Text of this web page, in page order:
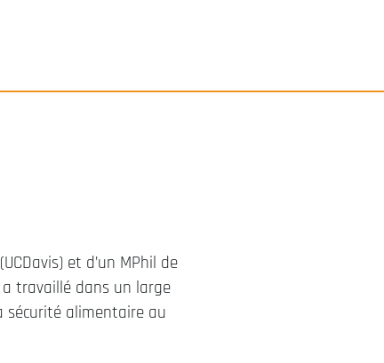
et d’un MPhil de
a travaillé dans un large
sécurité alimentaire au